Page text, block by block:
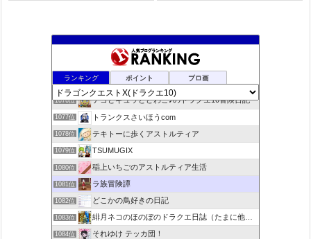
ランキング ポイント ブロ画
咲くやこのはな
1075位 ドラクエ10ラウラの日常とチーム運営ブログ
1076位 デコとギュッとどわこ♪のドラクエ10冒険日記
1077位 トランクスさいほうcom
1078位 テキトーに歩くアストルティア
1079位 TSUMUGIX
1080位 稲上いちごのアストルティア生活
1081位 ラ族冒険譚
1082位 どこかの鳥好きの日記
1083位 緋月ネコのほのぼのドラクエ日誌（たまに他のことも書いてます)
1084位 それゆけ テッカ団！